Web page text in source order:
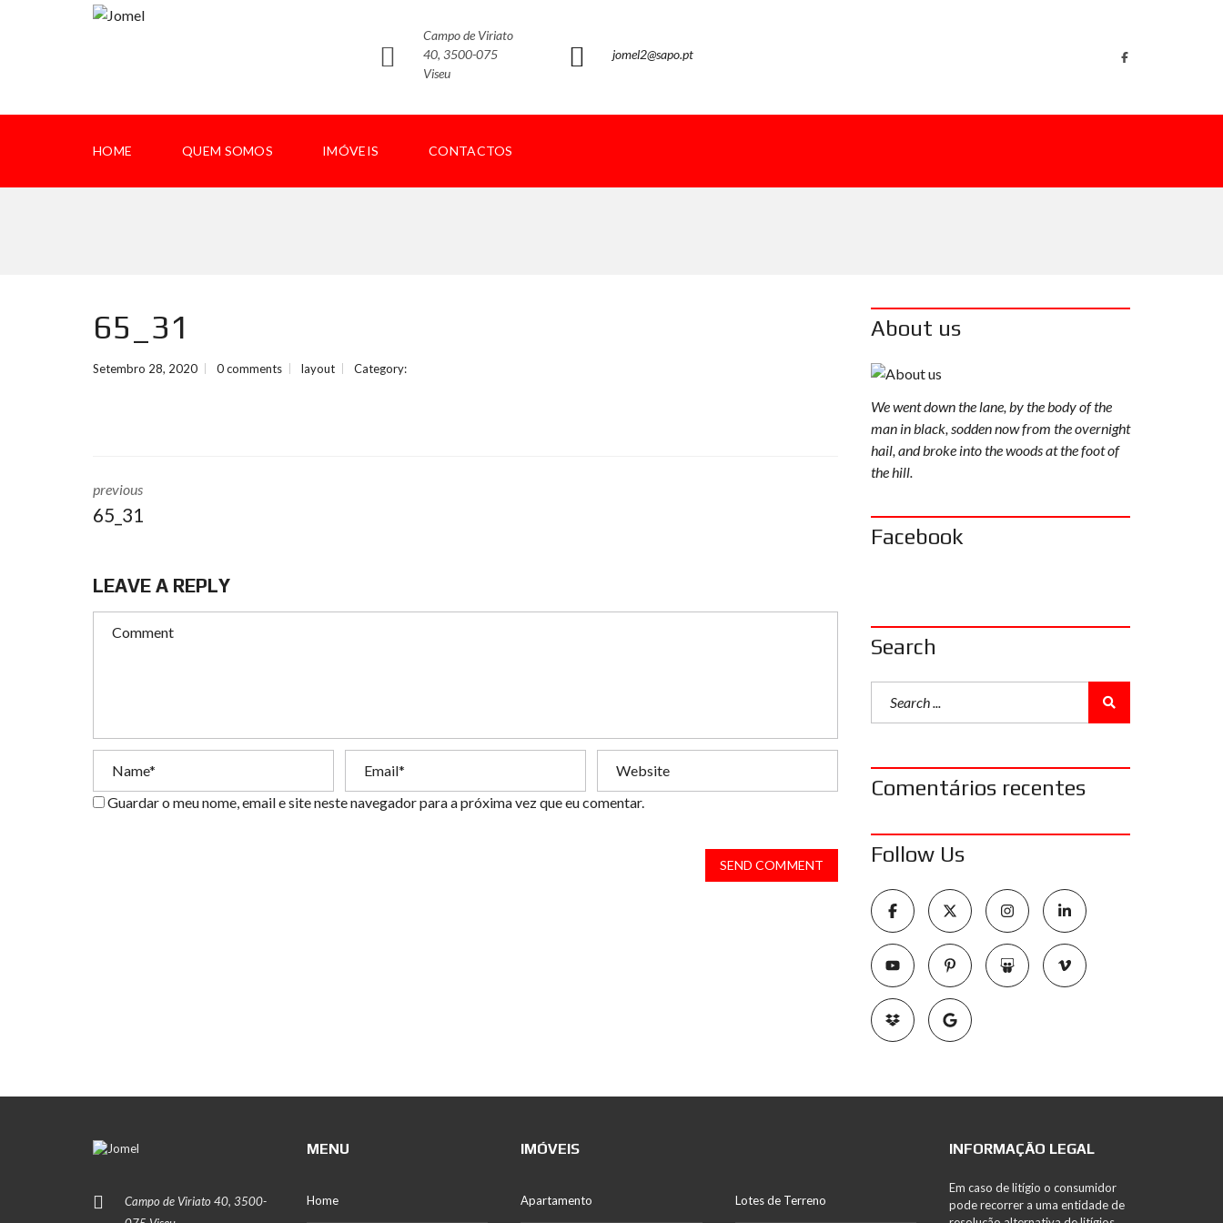
Campo de Viriato
40, 3500-075
Viseu
jomel2@sapo.pt
HOME QUEM SOMOS IMÓVEIS CONTACTOS
65_31
Setembro 28, 2020 0 comments layout Category:
previous
65_31
LEAVE A REPLY
Guardar o meu nome, email e site neste navegador para a próxima vez que eu comentar.
SEND COMMENT
About us
We went down the lane, by the body of the
man in black, sodden now from the overnight
hail, and broke into the woods at the foot of
the hill.
Facebook
Search
Comentários recentes
Follow Us
Campo de Viriato 40, 3500-
MENU
Home
IMÓVEIS
Apartamento Lotes de Terreno
INFORMAÇÃO LEGAL
Em caso de litígio o consumidor
pode recorrer a uma entidade de